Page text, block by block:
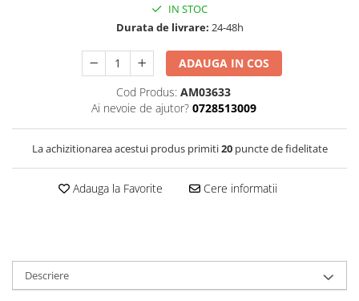
IN STOC
Durata de livrare: 24-48h
ADAUGA IN COS
Cod Produs: AM03633
Ai nevoie de ajutor? 0728513009
La achizitionarea acestui produs primiti20puncte de fidelitate
Adauga la Favorite Cere informatii
Descriere